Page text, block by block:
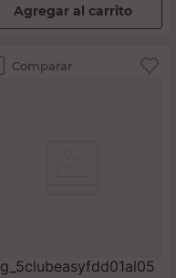
Agregar al carrito
Comparar